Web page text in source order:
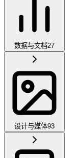
数据与文档27
设计与媒体93